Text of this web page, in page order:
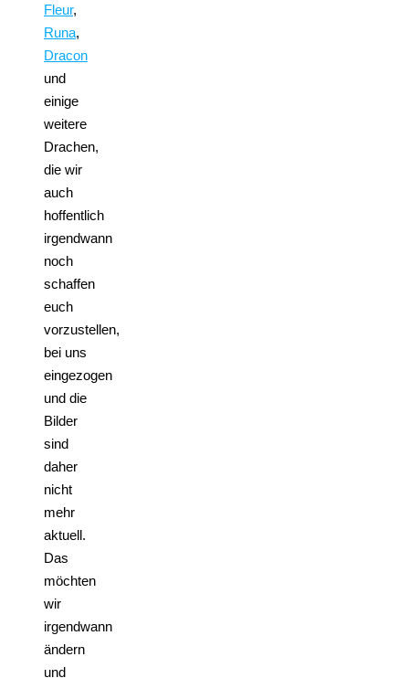
Fleur,
Runa,
Dracon
und
einige
weitere
Drachen,
die wir
auch
hoffentlich
irgendwann
noch
schaffen
euch
vorzustellen,
bei uns
eingezogen
und die
Bilder
sind
daher
nicht
mehr
aktuell.
Das
möchten
wir
irgendwann
ändern
und